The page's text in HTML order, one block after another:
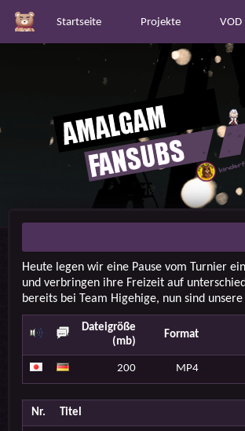
Startseite Projekte VOD
Heute legen wir eine Pause vom Turnier
und verbringen ihre Freizeit auf
bereits bei Team Higehige, nun sind
Dateigröße
(mb)
Format
200 MP4
Nr. Titel